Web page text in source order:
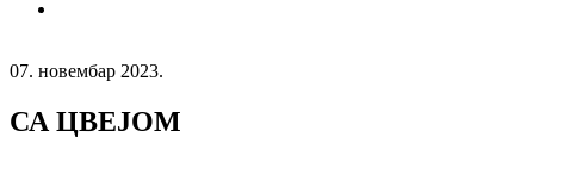
07. новембар 2023.
СА ЦВЕЈОМ